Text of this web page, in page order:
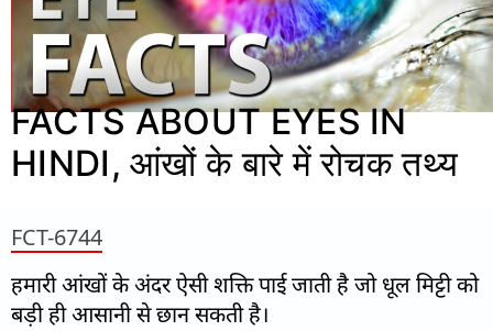
FACTS ABOUT EYES IN
HINDI, आंखों के बारे में रोचक तथ्य
FCT-6744
हमारी आंखों के अंदर ऐसी शक्ति पाई जाती है जो धूल मिट्टी को
बड़ी ही आसानी से छान सकती है।